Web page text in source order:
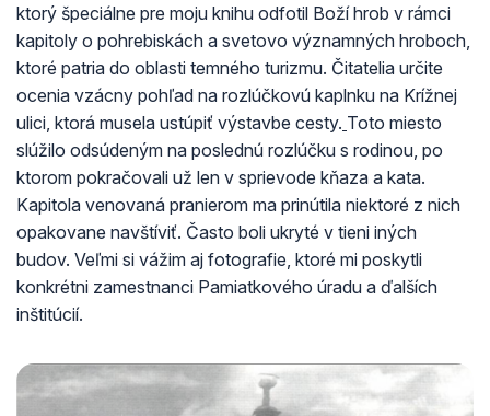
ktorý špeciálne pre moju knihu odfotil Boží hrob v rámci
kapitoly o pohrebiskách a svetovo významných hroboch,
ktoré patria do oblasti temného turizmu. Čitatelia určite
ocenia vzácny pohľad na rozlúčkovú kaplnku na Krížnej
ulici, ktorá musela ustúpiť výstavbe cesty. Toto miesto
slúžilo odsúdeným na poslednú rozlúčku s rodinou, po
ktorom pokračovali už len v sprievode kňaza a kata.
Kapitola venovaná pranierom ma prinútila niektoré z nich
opakovane navštíviť. Často boli ukryté v tieni iných
budov. Veľmi si vážim aj fotografie, ktoré mi poskytli
konkrétni zamestnanci Pamiatkového úradu a ďalších
inštitúcií.